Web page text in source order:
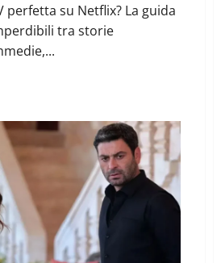
perfetta su Netflix? La guida
tra storie